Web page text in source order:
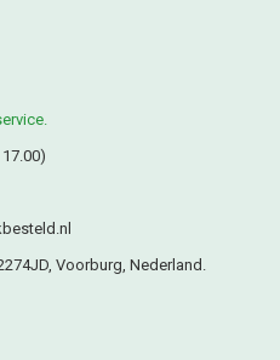
Voorburg, Nederland.